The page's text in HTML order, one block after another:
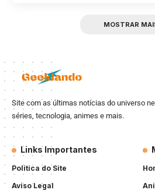
MOSTRAR
Site com as últimas notícias do universo
séries, tecnologia, animes e mais.
Links Importantes
Politica do Site
Aviso Legal